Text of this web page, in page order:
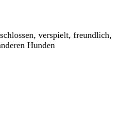
verspielt, freundlich,
Hunden